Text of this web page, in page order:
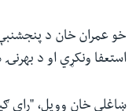
خو عمران خان د
استعفا ونکړي او د
ښاغلي خان وویل، "رای